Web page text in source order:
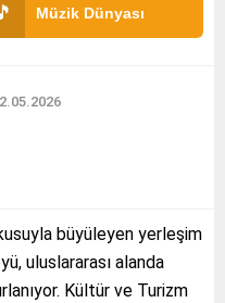
Müzik Dünyası
büyüleyen yerleşim
uluslararası alanda
Kültür ve Turizm